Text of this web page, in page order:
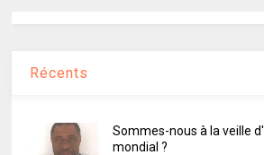
Récents
Sommes-nous à la veille
mondial ?